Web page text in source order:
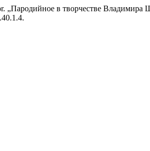
„Пародийное в творчестве Владимира